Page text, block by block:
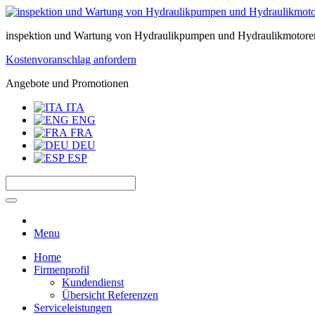
inspektion und Wartung von Hydraulikpumpen und
Kostenvoranschlag anfordern
Angebote und Promotionen
ITA
ENG
FRA
DEU
ESP
Menu
Home
Firmenprofil
Kundendienst
Übersicht Referenzen
Serviceleistungen